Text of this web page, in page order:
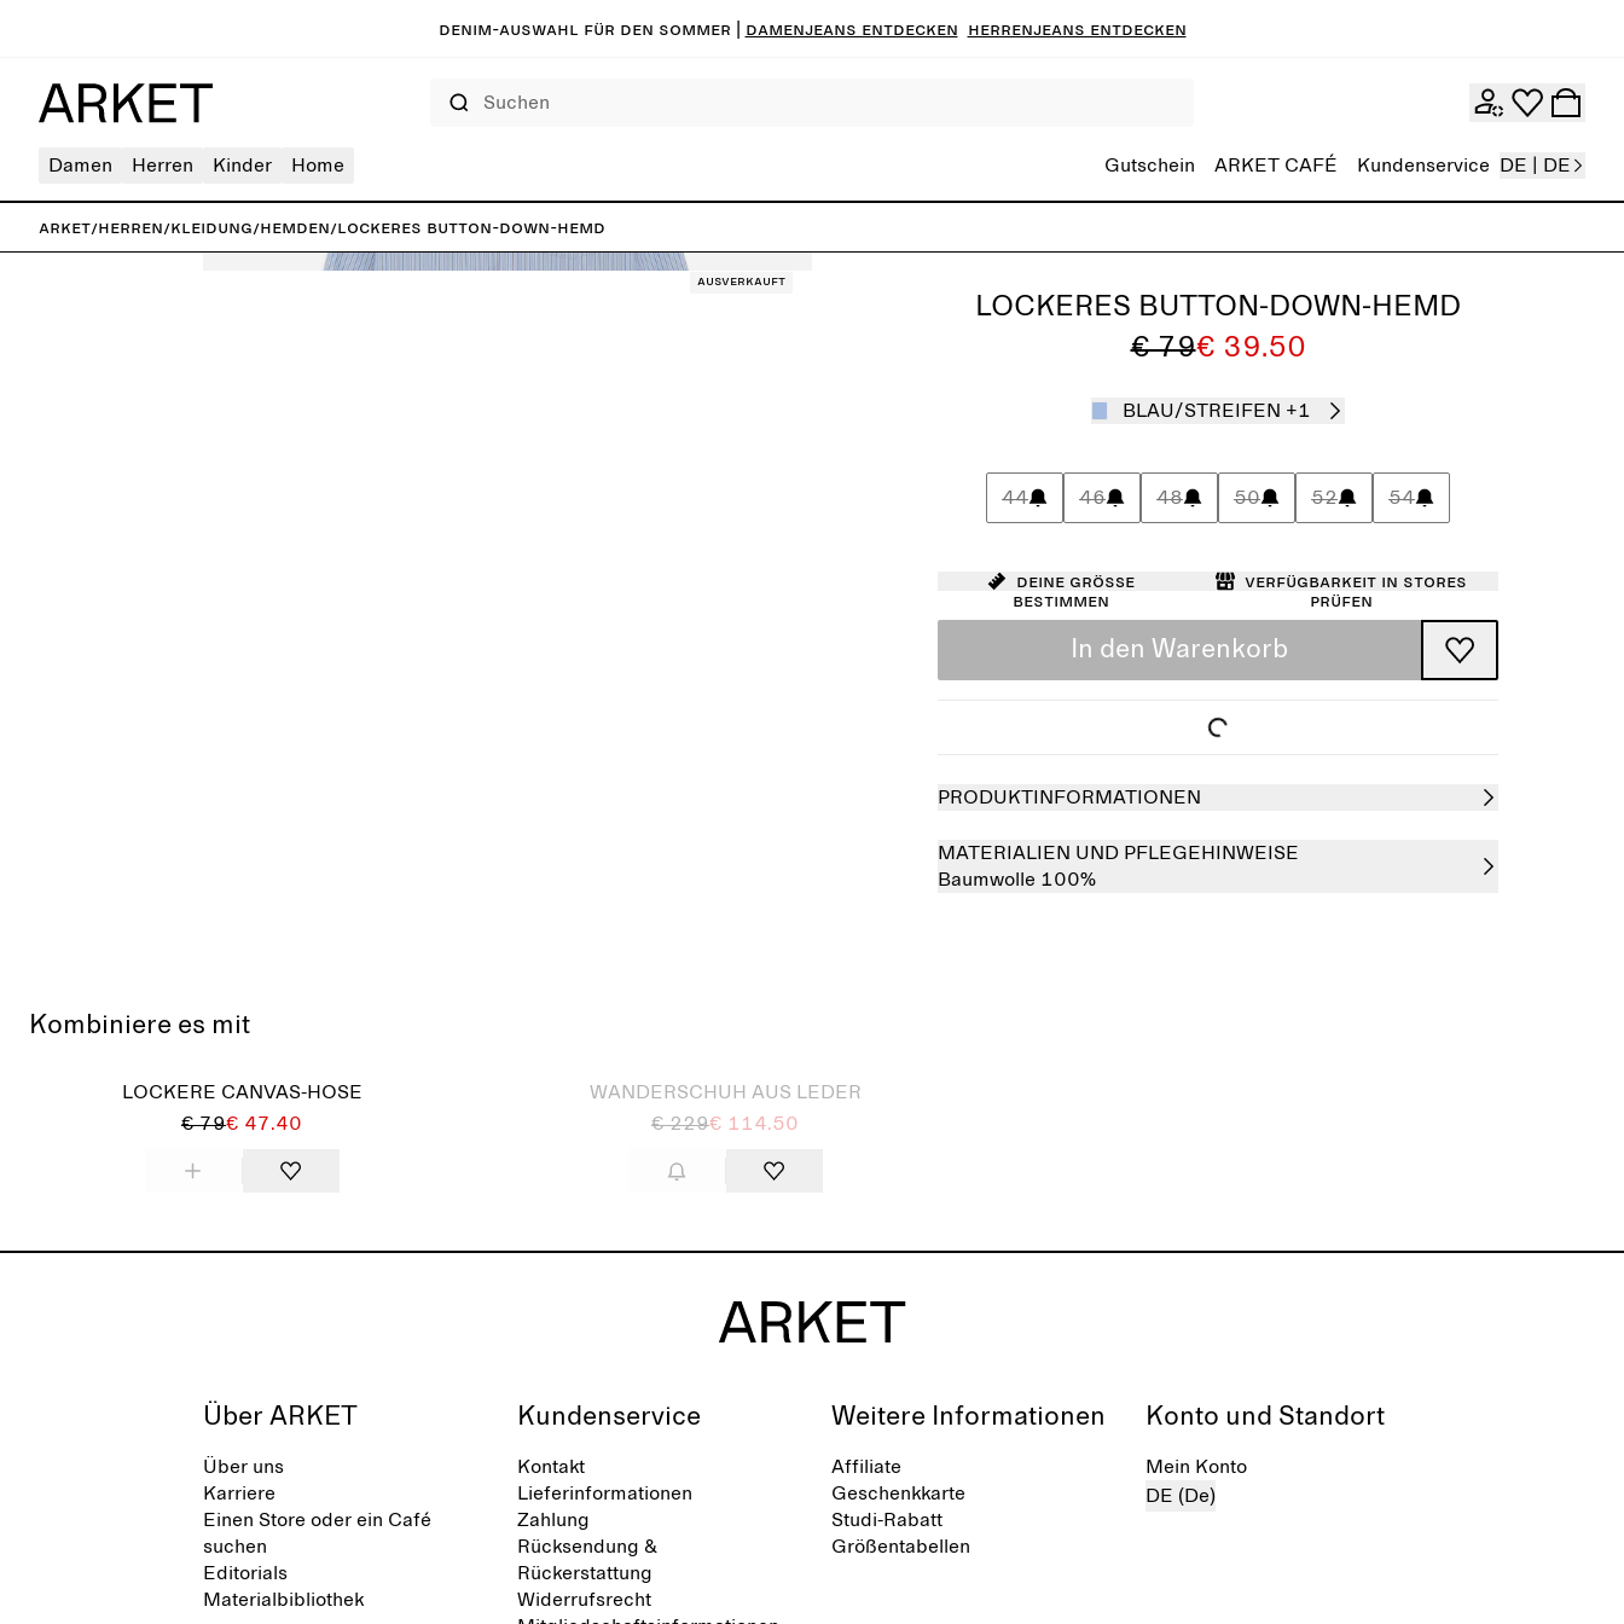
Denim-Auswahl für den Sommer | Damenjeans entdecken Herrenjeans entdecken
Damen Herren Kinder Home Gutschein ARKET CAFÉ Kundenservice DE | DE
ARKET/Herren/Kleidung/Hemden/Lockeres Button-down-Hemd
Ausverkauft
LOCKERES BUTTON-DOWN-HEMD
€ 79€ 39.50
BLAU/STREIFEN +1
44 46 48 50 52 54
Deine Größe
bestimmen
Verfügbarkeit in Stores
prüfen
In den Warenkorb
PRODUKTINFORMATIONEN
MATERIALIEN UND PFLEGEHINWEISE
Baumwolle 100%
Kombiniere es mit
LOCKERE CANVAS-HOSE
€ 79€ 47.40
WANDERSCHUH AUS LEDER
€ 229€ 114.50
Über ARKET
Über uns
Karriere
Einen Store oder ein Café
suchen
Editorials
Materialbibliothek
Kundenservice
Kontakt
Lieferinformationen
Zahlung
Rücksendung &
Rückerstattung
Widerrufsrecht
Weitere Informationen
Affiliate
Geschenkkarte
Studi-Rabatt
Größentabellen
Konto und Standort
Mein Konto
DE (De)